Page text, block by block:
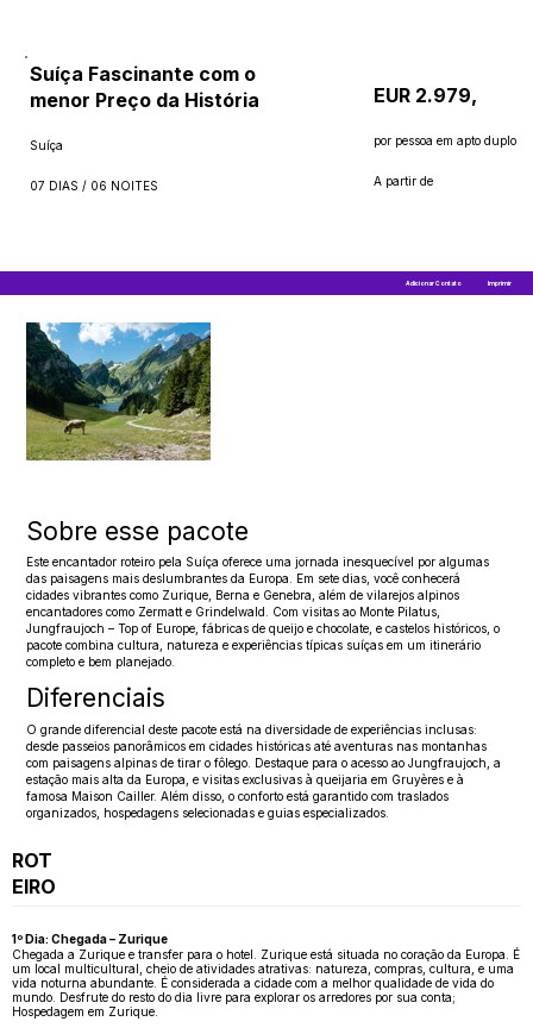
Adicionar Contato Imprimir
Suíça Fascinante com o
menor Preço da História
Suíça
07 DIAS / 06 NOITES A partir de
EUR 2.979,
por pessoa em apto duplo
Sobre esse pacote
Este encantador roteiro pela Suíça oferece uma jornada inesquecível por algumas
das paisagens mais deslumbrantes da Europa. Em sete dias, você conhecerá
cidades vibrantes como Zurique, Berna e Genebra, além de vilarejos alpinos
encantadores como Zermatt e Grindelwald. Com visitas ao Monte Pilatus,
Jungfraujoch – Top of Europe, fábricas de queijo e chocolate, e castelos históricos, o
pacote combina cultura, natureza e experiências típicas suíças em um itinerário
completo e bem planejado.
Diferenciais
O grande diferencial deste pacote está na diversidade de experiências inclusas:
desde passeios panorâmicos em cidades históricas até aventuras nas montanhas
com paisagens alpinas de tirar o fôlego. Destaque para o acesso ao Jungfraujoch, a
estação mais alta da Europa, e visitas exclusivas à queijaria em Gruyères e à
famosa Maison Cailler. Além disso, o conforto está garantido com traslados
organizados, hospedagens selecionadas e guias especializados.
ROT
EIRO
1º Dia: Chegada – Zurique
Chegada a Zurique e transfer para o hotel. Zurique está situada no coração da Europa. É
um local multicultural, cheio de atividades atrativas: natureza, compras, cultura, e uma
vida noturna abundante. É considerada a cidade com a melhor qualidade de vida do
mundo. Desfrute do resto do dia livre para explorar os arredores por sua conta;
Hospedagem em Zurique.